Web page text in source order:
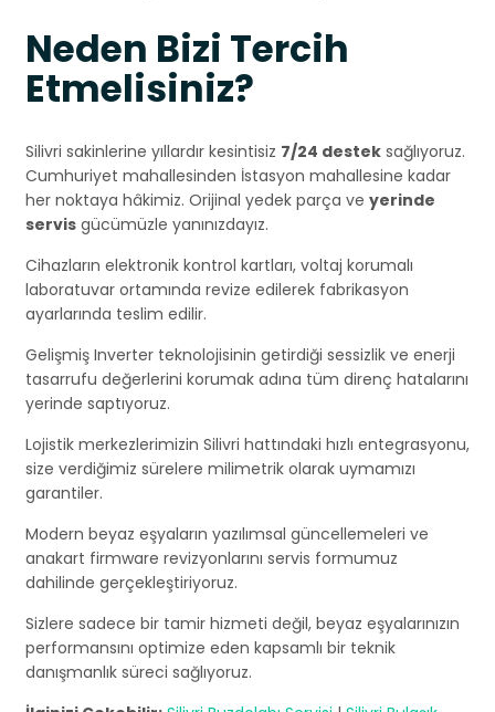
Neden Bizi Tercih
Etmelisiniz?
Silivri sakinlerine yıllardır kesintisiz 7/24 destek sağlıyoruz.
Cumhuriyet mahallesinden İstasyon mahallesine kadar
her noktaya hâkimiz. Orijinal yedek parça ve yerinde
servis gücümüzle yanınızdayız.
Cihazların elektronik kontrol kartları, voltaj korumalı
laboratuvar ortamında revize edilerek fabrikasyon
ayarlarında teslim edilir.
Gelişmiş Inverter teknolojisinin getirdiği sessizlik ve enerji
tasarrufu değerlerini korumak adına tüm direnç hatalarını
yerinde saptıyoruz.
Lojistik merkezlerimizin Silivri hattındaki hızlı entegrasyonu,
size verdiğimiz sürelere milimetrik olarak uymamızı
garantiler.
Modern beyaz eşyaların yazılımsal güncellemeleri ve
anakart firmware revizyonlarını servis formumuz
dahilinde gerçekleştiriyoruz.
Sizlere sadece bir tamir hizmeti değil, beyaz eşyalarınızın
performansını optimize eden kapsamlı bir teknik
danışmanlık süreci sağlıyoruz.